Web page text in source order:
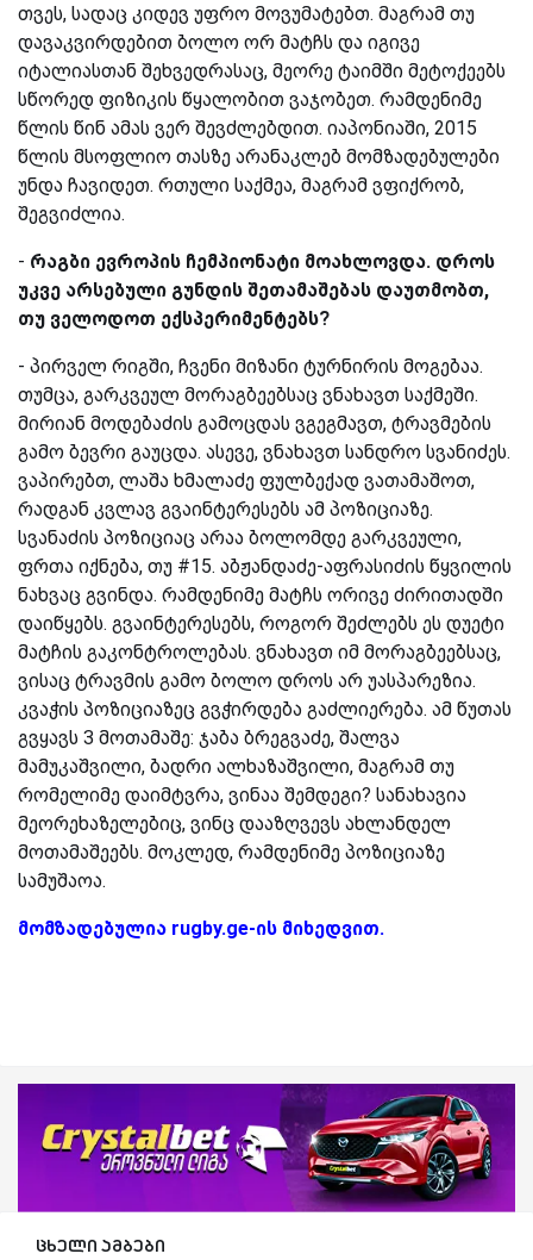
თვეს, სადაც კიდევ უფრო მოვუმატებთ. მაგრამ თუ
დავაკვირდებით ბოლო ორ მატჩს და იგივე
იტალიასთან შეხვედრასაც, მეორე ტაიმში მეტოქეებს
სწორედ ფიზიკის წყალობით ვაჯობეთ. რამდენიმე
წლის წინ ამას ვერ შევძლებდით. იაპონიაში, 2015
წლის მსოფლიო თასზე არანაკლებ მომზადებულები
უნდა ჩავიდეთ. რთული საქმეა, მაგრამ ვფიქრობ,
შეგვიძლია.
- რაგბი ევროპის ჩემპიონატი მოახლოვდა. დროს
უკვე არსებული გუნდის შეთამაშებას დაუთმობთ,
თუ ველოდოთ ექსპერიმენტებს?
- პირველ რიგში, ჩვენი მიზანი ტურნირის მოგებაა.
თუმცა, გარკვეულ მორაგბეებსაც ვნახავთ საქმეში.
მირიან მოდებაძის გამოცდას ვგეგმავთ, ტრავმების
გამო ბევრი გაუცდა. ასევე, ვნახავთ სანდრო სვანიძეს.
ვაპირებთ, ლაშა ხმალაძე ფულბექად ვათამაშოთ,
რადგან კვლავ გვაინტერესებს ამ პოზიციაზე.
სვანაძის პოზიციაც არაა ბოლომდე გარკვეული,
ფრთა იქნება, თუ #15. აბჟანდაძე-აფრასიძის წყვილის
ნახვაც გვინდა. რამდენიმე მატჩს ორივე ძირითადში
დაიწყებს. გვაინტერესებს, როგორ შეძლებს ეს დუეტი
მატჩის გაკონტროლებას. ვნახავთ იმ მორაგბეებსაც,
ვისაც ტრავმის გამო ბოლო დროს არ უასპარეზია.
კვაჭის პოზიციაზეც გვჭირდება გაძლიერება. ამ წუთას
გვყავს 3 მოთამაშე: ჯაბა ბრეგვაძე, შალვა
მამუკაშვილი, ბადრი ალხაზაშვილი, მაგრამ თუ
რომელიმე დაიმტვრა, ვინაა შემდეგი? სანახავია
მეორეხაზელებიც, ვინც დააზღვევს ახლანდელ
მოთამაშეებს. მოკლედ, რამდენიმე პოზიციაზე
სამუშაოა.
მომზადებულია rugby.ge-ის მიხედვით.
ცხელი ამბები